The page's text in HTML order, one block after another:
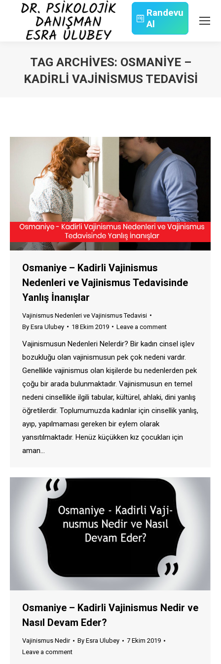
Randevu
Al
TAG ARCHIVES: OSMANIYE –
KADIRLI VAJINISMUS TEDAVISI
Osmaniye – Kadirli Vajinismus
Nedenleri ve Vajinismus Tedavisinde
Yanlış İnanışlar
Vajinismus Nedenleri ve Vajinismus Tedavisi
By Esra Ulubey 18 Ekim 2019 Leave a comment
Vajinismusun Nedenleri Nelerdir? Bir kadın cinsel işlev
bozukluğu olan vajinismusun pek çok nedeni vardır.
Genellikle vajinismus olan kişilerde bu nedenlerden pek
çoğu bir arada bulunmaktadır. Vajinismusun en temel
nedeni cinsellikle ilgili tabular, kültürel, ahlaki, dini yanlış
öğretilerdir. Toplumumuzda kadınlar için cinsellik yanlış,
ayıp, yapılmaması gereken bir eylem olarak
yansıtılmaktadır. Henüz küçükken kız çocukları için
aman…
Osmaniye – Kadirli Vajinismus Nedir ve
Nasıl Devam Eder?
Vajinismus Nedir By Esra Ulubey
7 Ekim 2019
Leave a comment